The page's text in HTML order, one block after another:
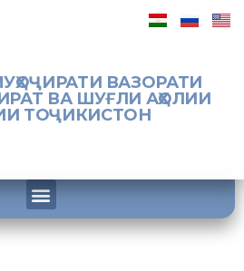
ВАЗОРАТИ
ВА ШУҒЛИ АҲОЛИИ
ТОҶИКИСТОН